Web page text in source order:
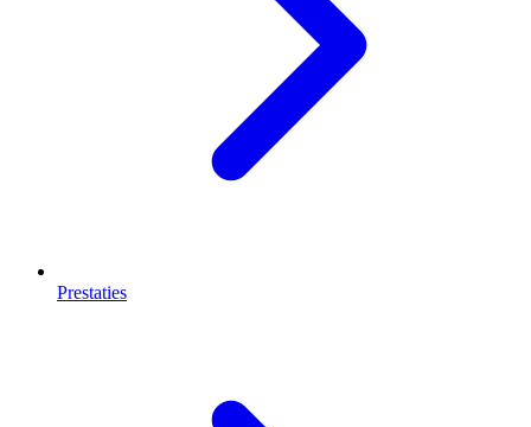
Prestaties